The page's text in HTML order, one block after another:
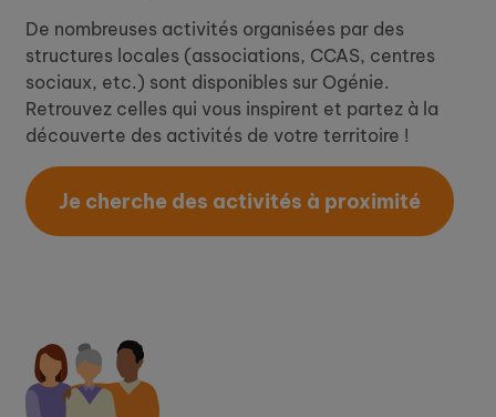
De nombreuses activités organisées par des
structures locales (associations, CCAS, centres
sociaux, etc.) sont disponibles sur Ogénie.
Retrouvez celles qui vous inspirent et partez à la
découverte des activités de votre territoire !
Je cherche des activités à proximité​